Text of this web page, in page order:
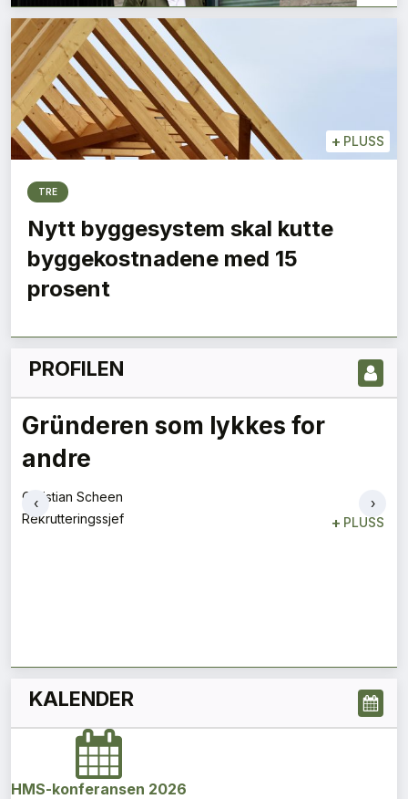
LES NYESTE UTGIVELSE HER
+ PLUSS
TRE
Nytt byggesystem skal kutte
byggekostnadene med 15
prosent
PROFILEN
+ PLUSS
Gründeren som lykkes for
andre
Christian Scheen
Rekrutteringssjef
‹ ›
KALENDER
HMS-konferansen 2026